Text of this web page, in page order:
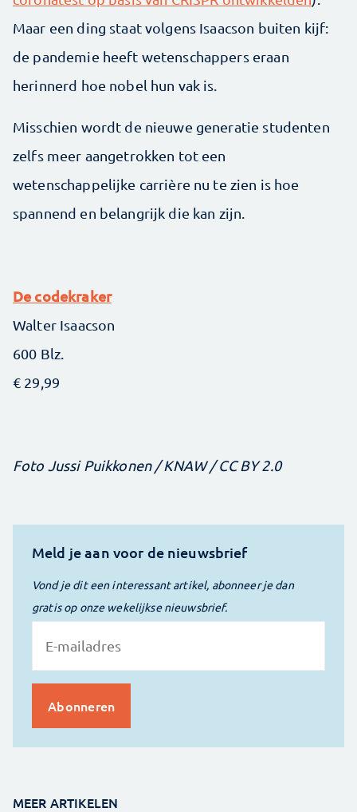
Maar een ding staat volgens Isaacson buiten kijf:
de pandemie heeft wetenschappers eraan
herinnerd hoe nobel hun vak is.
Misschien wordt de nieuwe generatie studenten
zelfs meer aangetrokken tot een
wetenschappelijke carrière nu te zien is hoe
spannend en belangrijk die kan zijn.
De codekraker
Walter Isaacson
600 Blz.
€ 29,99
Foto Jussi Puikkonen / KNAW / CC BY 2.0
Meld je aan voor de nieuwsbrief
Vond je dit een interessant artikel, abonneer je dan
gratis op onze wekelijkse nieuwsbrief.
MEER ARTIKELEN